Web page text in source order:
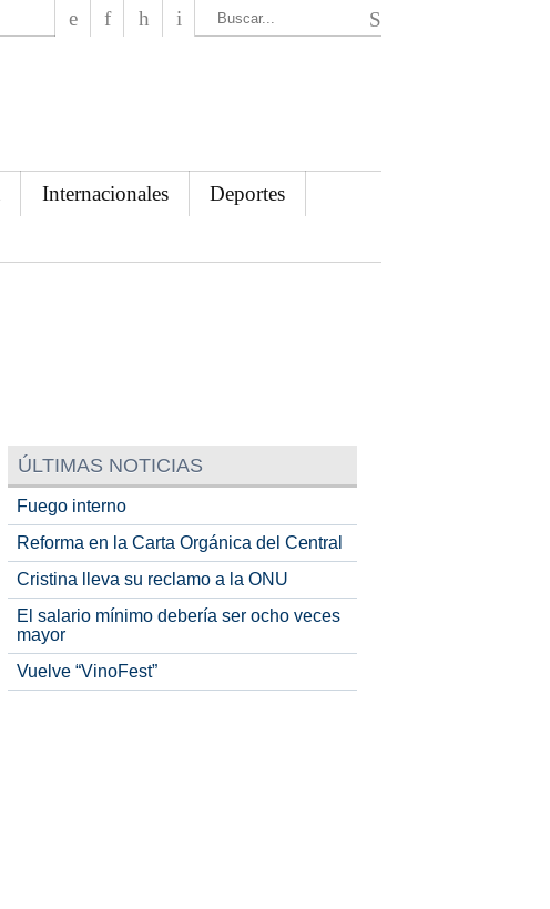
Internacionales
Deportes
ÚLTIMAS NOTICIAS
Fuego interno
Reforma en la Carta Orgánica del Central
Cristina lleva su reclamo a la ONU
El salario mínimo debería ser ocho veces
mayor
Vuelve “VinoFest”